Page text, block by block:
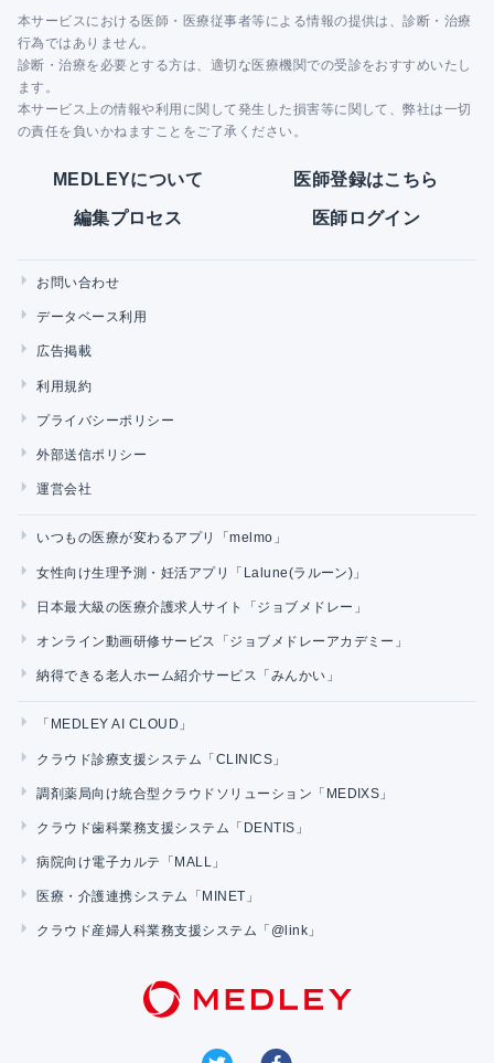
本サービスにおける医師・医療従事者等による情報の提供は、診断・治療
行為ではありません。
診断・治療を必要とする方は、適切な医療機関での受診をおすすめいたし
ます。
本サービス上の情報や利用に関して発生した損害等に関して、弊社は一切
の責任を負いかねますことをご了承ください。
MEDLEYについて 医師登録はこちら
編集プロセス 医師ログイン
お問い合わせ
データベース利用
広告掲載
利用規約
プライバシーポリシー
外部送信ポリシー
運営会社
いつもの医療が変わるアプリ「melmo」
女性向け生理予測・妊活アプリ「Lalune(ラルーン)」
日本最大級の医療介護求人サイト「ジョブメドレー」
オンライン動画研修サービス「ジョブメドレーアカデミー」
納得できる老人ホーム紹介サービス「みんかい」
「MEDLEY AI CLOUD」
クラウド診療支援システム「CLINICS」
調剤薬局向け統合型クラウドソリューション「MEDIXS」
クラウド歯科業務支援システム「DENTIS」
病院向け電子カルテ「MALL」
医療・介護連携システム「MINET」
クラウド産婦人科業務支援システム「@link」